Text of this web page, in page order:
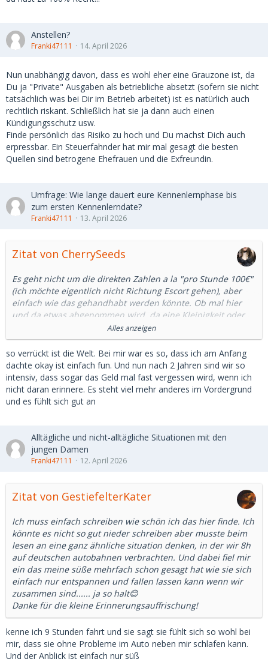
absolutes Verlustgeschäft.
Nein, du hast kein Unternehmen, sonst wüsstest du das.
Nette Idee, die du dir da ausgedacht hast, aber
weit weg von jeglicher Realität.
Arbeitnehmer, wie Benzin, sind relativ billig, nur was der
Staat noch draufschlägt, macht es richtig teuer.
Ich habe heute für 2,07 Euro pro Liter getankt, also real für
Vielleicht fragst du besser das nächste mal, ob du dein SB
mit Benzingutscheinen bezahlen sollst, weil du die
Anstellen?
Franki47111 14. April 2026
Nun unabhängig davon, dass es wohl eher eine Grauzone ist, da
Du ja "Private" Ausgaben als betriebliche absetzt (sofern sie nicht
tatsächlich was bei Dir im Betrieb arbeitet) ist es natürlich auch
rechtlich riskant. Schließlich hat sie ja dann auch einen
Kündigungsschutz usw.
Finde persönlich das Risiko zu hoch und Du machst Dich auch
erpressbar. Ein Steuerfahnder hat mir mal gesagt die besten
Quellen sind betrogene Ehefrauen und die Exfreundin.
Umfrage: Wie lange dauert eure Kennenlernphase bis
zum ersten Kennenlerndate?
Franki47111 13. April 2026
Zitat von CherrySeeds
Es geht nicht um die direkten Zahlen a la "pro Stunde 100€"
(ich möchte eigentlich nicht Richtung Escort gehen), aber
einfach wie das gehandhabt werden könnte. Ob mal hier
und da etwas abgenommen wird, da eine Kleinigkeit oder
wie sie es bisher gehandhabt haben.
ich finde es jedenfalls sinnvoll. Es gab schon Daddy's die
direkt gesagt haben sie möchte was exklusives und andere
wiederum sagen mir direkt ich soll ruhig mehrere haben
und sie würden es schön finden wenn ich ihnen davon
erzähle.
Bei meinem ersten Treffen habe ich z.B. gar nichts
regelmäßig ohne Gummi ficken möchte, er die komplette GF
experience verlangt und dafür gibt es ab und zu Mal ein
Essen??? Und beim spazieren gehen wurde mir dann auch
Vorstellungen zumindest grob an...
Und Männer bei denen es in den ersten Nachrichten um
sexuelles oder Geld geht werden bei mir auch direkt
Kategorisch aussortiert : )))
Alles anzeigen
so verrückt ist die Welt. Bei mir war es so, dass ich am Anfang
dachte okay ist einfach fun. Und nun nach 2 Jahren sind wir so
intensiv, dass sogar das Geld mal fast vergessen wird, wenn ich
nicht daran erinnere. Es steht viel mehr anderes im Vordergrund
und es fühlt sich gut an
Alltägliche und nicht-alltägliche Situationen mit den
jungen Damen
Franki47111 12. April 2026
Zitat von GestiefelterKater
Ich muss einfach schreiben wie schön ich das hier finde. Ich
könnte es nicht so gut nieder schreiben aber musste beim
lesen an eine ganz ähnliche situation denken, in der wir 8h
auf deutschen autobahnen verbrachten. Und dabei fiel mir
ein das meine süße mehrfach schon gesagt hat wie sie sich
einfach nur entspannen und fallen lassen kann wenn wir
zusammen sind...... ja so halt😊
Danke für die kleine Erinnerungsauffrischung!
kenne ich 9 Stunden fahrt und sie sagt sie fühlt sich so wohl bei
mir, dass sie ohne Probleme im Auto neben mir schlafen kann.
Und der Anblick ist einfach nur süß